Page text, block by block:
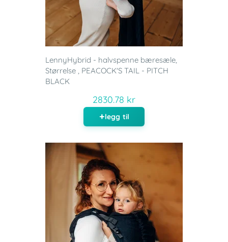
LennyHybrid - halvspenne bæresæle,
Størrelse , PEACOCK'S TAIL - PITCH
BLACK
2830.78 kr
legg til